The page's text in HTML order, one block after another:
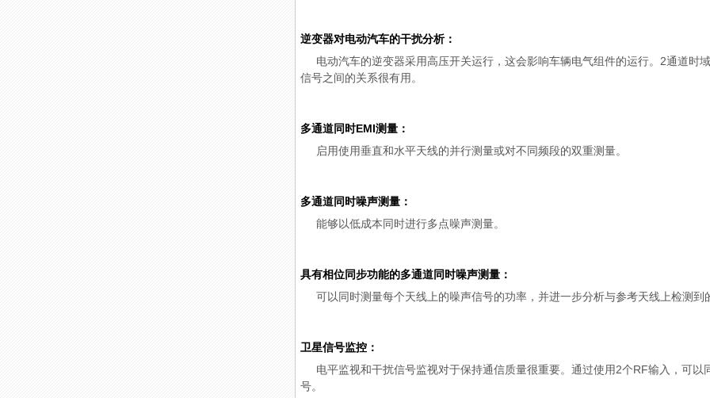
逆变器对电动汽车的干扰分析：
电动汽车的逆变器采用高压开关运行，这会影响车辆电气组件的运行。2通道时
信号之间的关系很有用。
多通道同时EMI测量：
启用使用垂直和水平天线的并行测量或对不同频段的双重测量。
多通道同时噪声测量：
能够以低成本同时进行多点噪声测量。
具有相位同步功能的多通道同时噪声测量：
可以同时测量每个天线上的噪声信号的功率，并进一步分析与参考天线上检测到
卫星信号监控：
电平监视和干扰信号监视对于保持通信质量很重要。通过使用2个RF输入，可
号。